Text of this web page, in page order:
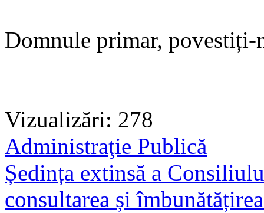
Domnule primar, povestiți-
Vizualizări: 278
Administraţie Publică
Ședința extinsă a
consultarea și